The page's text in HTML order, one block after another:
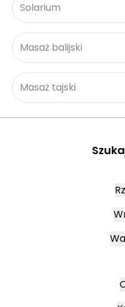
Solarium
Masaż balijski
Masaż tajski